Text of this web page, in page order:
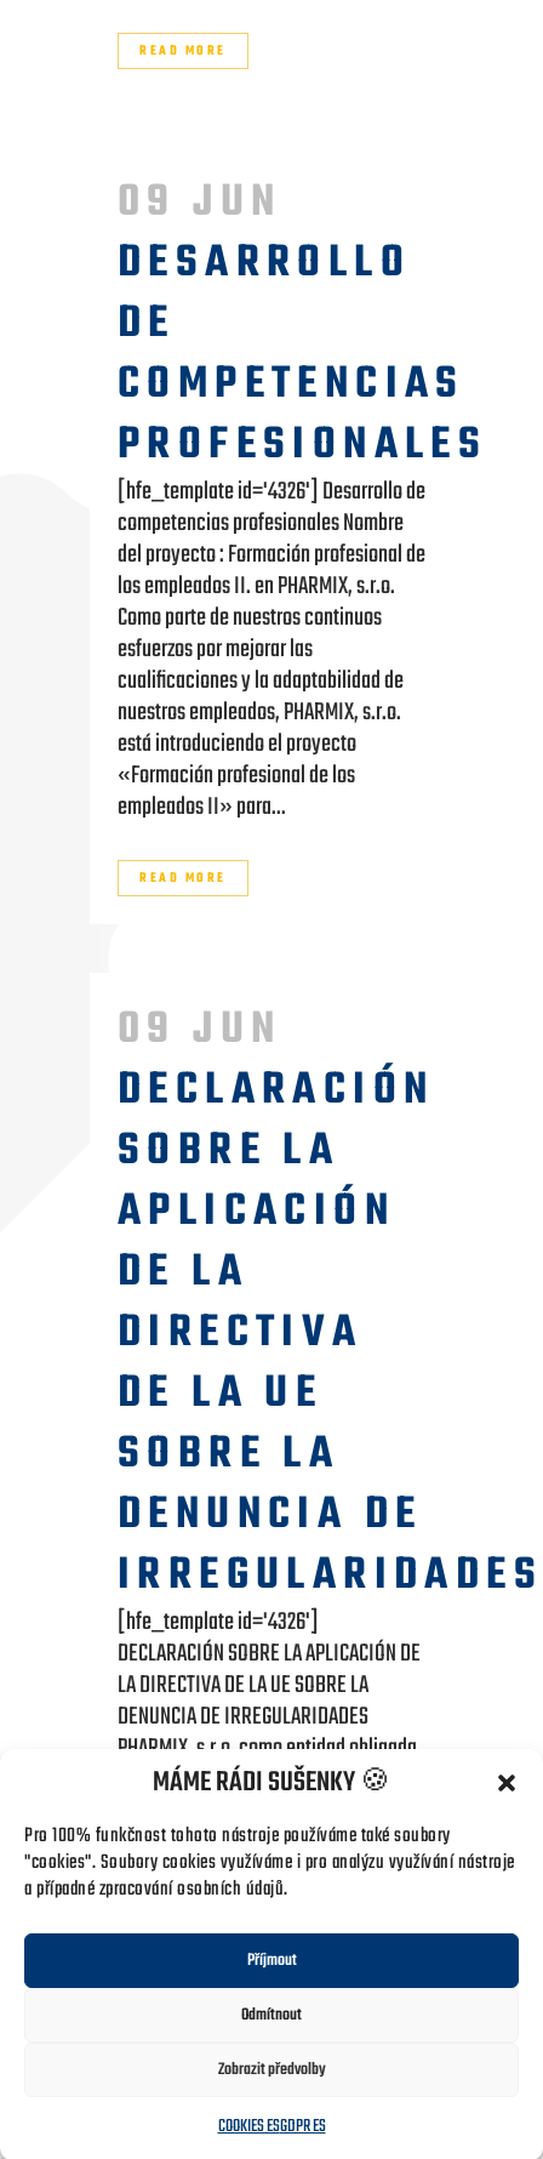
MÁME RÁDI SUŠENKY 🍪
Pro 100% funkčnost tohoto nástroje používáme také soubory
"cookies". Soubory cookies využíváme i pro analýzu využívání nástroje
a případné zpracování osobních údajů.
Příjmout
Odmítnout
Zobrazit předvolby
COOKIES ESGDPR ES
READ MORE
09 JUN
DESARROLLO
DE
COMPETENCIAS
PROFESIONALES
[hfe_template id='4326'] Desarrollo de
competencias profesionales Nombre
del proyecto : Formación profesional de
los empleados II. en PHARMIX, s.r.o.
Como parte de nuestros continuos
esfuerzos por mejorar las
cualificaciones y la adaptabilidad de
nuestros empleados, PHARMIX, s.r.o.
está introduciendo el proyecto
«Formación profesional de los
empleados II» para...
READ MORE
09 JUN
DECLARACIÓN
SOBRE LA
APLICACIÓN
DE LA
DIRECTIVA
DE LA UE
SOBRE LA
DENUNCIA DE
IRREGULARIDADES
[hfe_template id='4326']
DECLARACIÓN SOBRE LA APLICACIÓN DE
LA DIRECTIVA DE LA UE SOBRE LA
DENUNCIA DE IRREGULARIDADES
PHARMIX, s.r.o. como entidad obligada
ha desarrollado una directiva interna
en la intranet en la carpeta de la
empresa y a través del enlace...
1 2